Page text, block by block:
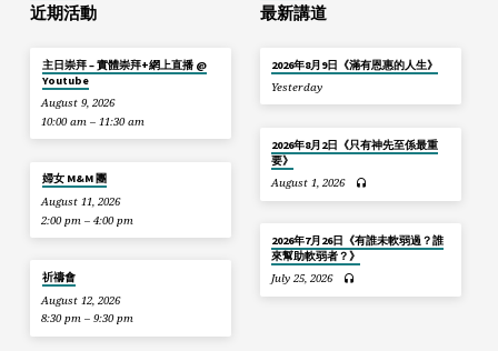
近期活動
主日崇拜 – 實體崇拜+網上直播 @
Youtube
August 9, 2026
10:00 am – 11:30 am
婦女 M&M 團
August 11, 2026
2:00 pm – 4:00 pm
祈禱會
August 12, 2026
8:30 pm – 9:30 pm
最新講道
2026年8月9日《滿有恩惠的人生》
Yesterday
2026年8月2日《只有神先至係最重
要》
August 1, 2026
2026年7月26日《有誰未軟弱過？誰
來幫助軟弱者？》
July 25, 2026